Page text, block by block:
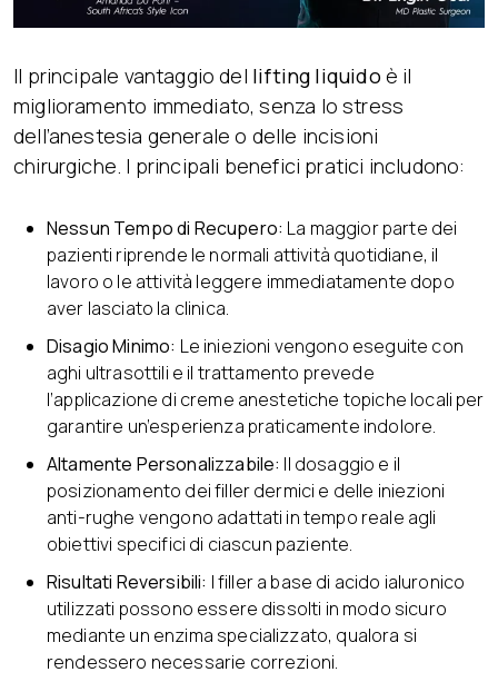
Il principale vantaggio del lifting liquido è il
miglioramento immediato, senza lo stress
dell’anestesia generale o delle incisioni
chirurgiche. I principali benefici pratici includono:
Nessun Tempo di Recupero: La maggior parte dei
pazienti riprende le normali attività quotidiane, il
lavoro o le attività leggere immediatamente dopo
aver lasciato la clinica.
Disagio Minimo: Le iniezioni vengono eseguite con
aghi ultrasottili e il trattamento prevede
l’applicazione di creme anestetiche topiche locali per
garantire un’esperienza praticamente indolore.
Altamente Personalizzabile: Il dosaggio e il
posizionamento dei filler dermici e delle iniezioni
anti-rughe vengono adattati in tempo reale agli
obiettivi specifici di ciascun paziente.
Risultati Reversibili: I filler a base di acido ialuronico
utilizzati possono essere dissolti in modo sicuro
mediante un enzima specializzato, qualora si
rendessero necessarie correzioni.